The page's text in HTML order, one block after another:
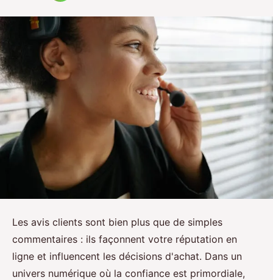
Les avis clients sont bien plus que de simples
commentaires : ils façonnent votre réputation en
ligne et influencent les décisions d'achat. Dans un
univers numérique où la confiance est primordiale,